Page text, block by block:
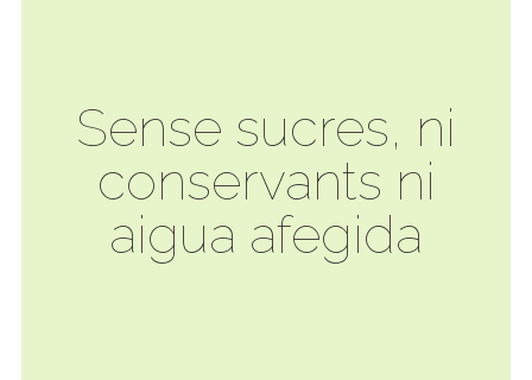
Sense sucres, ni
conservants ni
aigua afegida